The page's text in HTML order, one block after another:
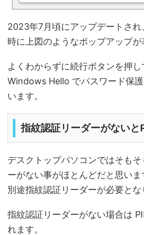
2023年7月頃にアップデートされ
時に上図のようなポップアップが
よくわからずに続行ボタンを押し
Windows Hello でパスワード保
います。
指紋認証リーダーがないと
デスクトップパソコンではそも
ーがない事がほとんどだと思い
別途指紋認証リーダーが必要とな
指紋認証リーダーがない場合は
れます。